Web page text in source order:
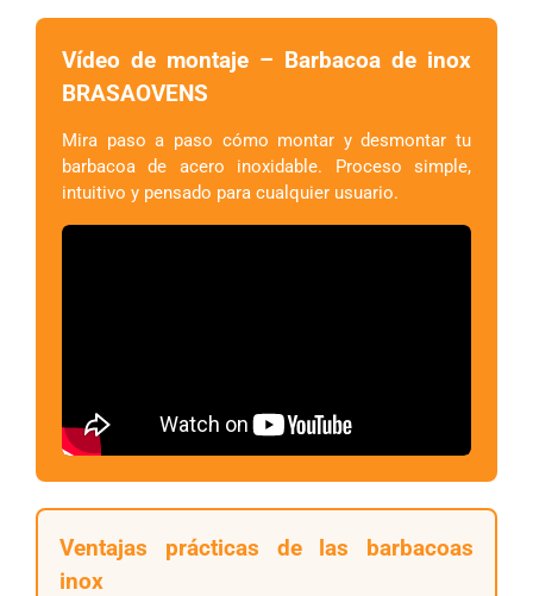
Vídeo de montaje – Barbacoa de inox
BRASAOVENS
Mira paso a paso cómo montar y desmontar tu
barbacoa de acero inoxidable. Proceso simple,
intuitivo y pensado para cualquier usuario.
Ventajas prácticas de las barbacoas
inox